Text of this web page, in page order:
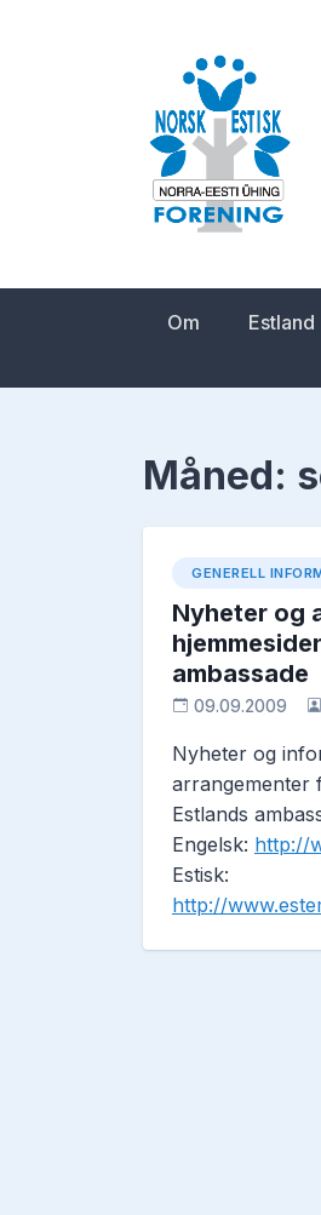
Norsk-
Om Estland
Måned:
GENERELL
Nyheter og
ambassade
09.09.2009
Nyheter og
arrangementer
Estlands
Engelsk: http://
Estisk:
http://